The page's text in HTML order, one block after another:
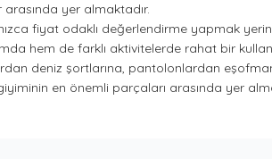
yer almaktadır.
fiyat odaklı değerlendirme yapmak
hem de farklı aktivitelerde rahat bir
deniz şortlarına, pantolonlardan
en önemli parçaları arasında yer